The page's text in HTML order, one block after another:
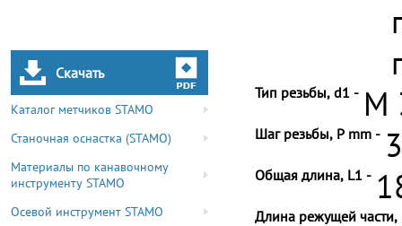
Скачать
Каталог метчиков STAMO
Станочная оснастка (STAMO)
Материалы по канавочному
инструменту STAMO
Осевой инструмент STAMO
Тип резьбы, d1 - M
Шаг резьбы, P mm -
Общая длина, L1 -
Длина режущей части,